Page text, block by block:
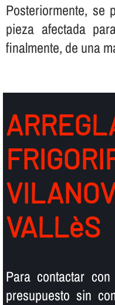
Posteriormente, se
pieza afectada
finalmente, de una
VALLèS
Para contactar
presupuesto sin